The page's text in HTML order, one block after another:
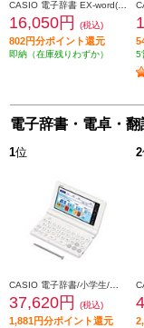
16,050円 (税込)
802円分ポイント還元
即納（在庫残りわずか） 5
電子辞書・電卓・
1位
37,620円 (税込)
1,881円分ポイント還元
2